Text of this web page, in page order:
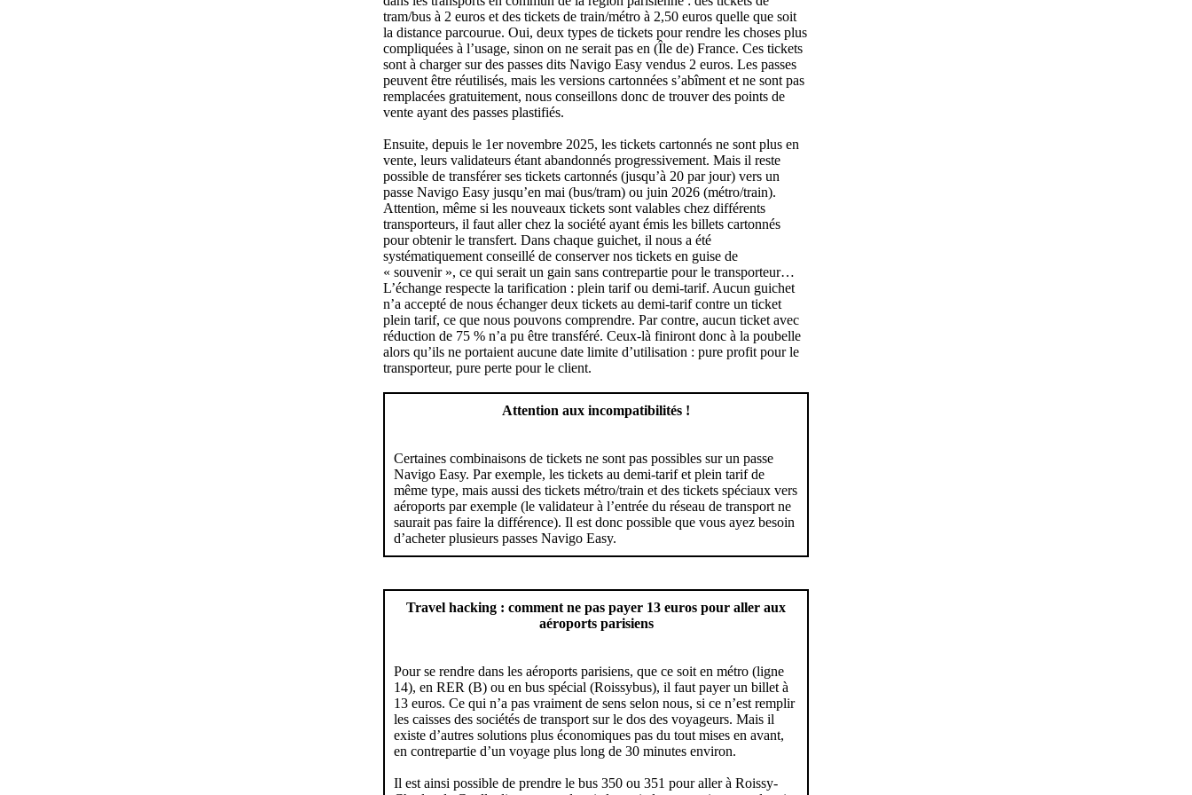
tram/bus à 2 euros et des tickets de train/métro à 2,50 euros quelle que soit
la distance parcourue. Oui, deux types de tickets pour rendre les choses plus
compliquées à l’usage, sinon on ne serait pas en (Île de) France. Ces tickets
sont à charger sur des passes dits Navigo Easy vendus 2 euros. Les passes
peuvent être réutilisés, mais les versions cartonnées s’abîment et ne sont pas
remplacées gratuitement, nous conseillons donc de trouver des points de
vente ayant des passes plastifiés.
Ensuite, depuis le 1er novembre 2025, les tickets cartonnés ne sont plus en
vente, leurs validateurs étant abandonnés progressivement. Mais il reste
possible de transférer ses tickets cartonnés (jusqu’à 20 par jour) vers un
passe Navigo Easy jusqu’en mai (bus/tram) ou juin 2026 (métro/train).
Attention, même si les nouveaux tickets sont valables chez différents
transporteurs, il faut aller chez la société ayant émis les billets cartonnés
pour obtenir le transfert. Dans chaque guichet, il nous a été
systématiquement conseillé de conserver nos tickets en guise de
« souvenir », ce qui serait un gain sans contrepartie pour le transporteur…
L’échange respecte la tarification : plein tarif ou demi-tarif. Aucun guichet
n’a accepté de nous échanger deux tickets au demi-tarif contre un ticket
plein tarif, ce que nous pouvons comprendre. Par contre, aucun ticket avec
réduction de 75 % n’a pu être transféré. Ceux-là finiront donc à la poubelle
alors qu’ils ne portaient aucune date limite d’utilisation : pure profit pour le
transporteur, pure perte pour le client.
Attention aux incompatibilités !
Certaines combinaisons de tickets ne sont pas possibles sur un passe
Navigo Easy. Par exemple, les tickets au demi-tarif et plein tarif de
même type, mais aussi des tickets métro/train et des tickets spéciaux vers
aéroports par exemple (le validateur à l’entrée du réseau de transport ne
saurait pas faire la différence). Il est donc possible que vous ayez besoin
d’acheter plusieurs passes Navigo Easy.
Travel hacking : comment ne pas payer 13 euros pour aller aux
aéroports parisiens
Pour se rendre dans les aéroports parisiens, que ce soit en métro (ligne
14), en RER (B) ou en bus spécial (Roissybus), il faut payer un billet à
13 euros. Ce qui n’a pas vraiment de sens selon nous, si ce n’est remplir
les caisses des sociétés de transport sur le dos des voyageurs. Mais il
existe d’autres solutions plus économiques pas du tout mises en avant,
en contrepartie d’un voyage plus long de 30 minutes environ.
Il est ainsi possible de prendre le bus 350 ou 351 pour aller à Roissy-